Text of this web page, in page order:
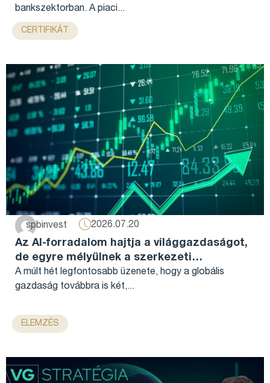
bankszektorban. A piaci...
CERTIFIKÁT
spbinvest 2026.07.20
Az AI-forradalom hajtja a világgazdaságot,
de egyre mélyülnek a szerkezeti
különbségek...
A múlt hét legfontosabb üzenete, hogy a globális
gazdaság továbbra is két,...
ELEMZÉS